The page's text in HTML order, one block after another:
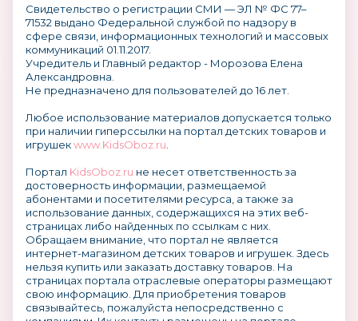
Свидетельство о регистрации СМИ — ЭЛ № ФС 77–
71532 выдано Федеральной службой по надзору в
сфере связи, информационных технологий и массовых
коммуникаций 01.11.2017.
Учредитель и Главный редактор - Морозова Елена
Александровна.
Не предназначено для пользователей до 16 лет.
Любое использование материалов допускается только
при наличии гиперссылки на портал детских товаров и
игрушекwww.KidsOboz.ru
Портал KidsOboz.ru не несет ответственность за
достоверность информации, размещаемой
абонентами и посетителями ресурса, а также за
использование данных, содержащихся на этих веб-
страницах либо найденных по ссылкам с них.
Обращаем внимание, что портал не является
интернет-магазином детских товаров и игрушек. Здесь
нельзя купить или заказать доставку товаров. На
страницах портала отраслевые операторы размещают
свою информацию. Для приобретения товаров
связывайтесь, пожалуйста непосредственно с